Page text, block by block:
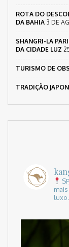
ROTA DO
DA BAHIA 3 DE
SHANGRI-LA
DA CIDADE LUZ
TURISMO DE
TRADIÇÃO
luxo.